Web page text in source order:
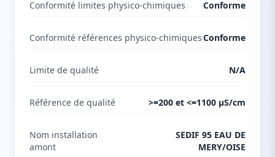
Conformité limites physico-chimiques Conforme
Conformité références physico-chimiquesConforme
Limite de qualité N/A
Référence de qualité >=200 et <=1100 µS/cm
Nom installation
amont
SEDIF 95 EAU DE
MERY/OISE